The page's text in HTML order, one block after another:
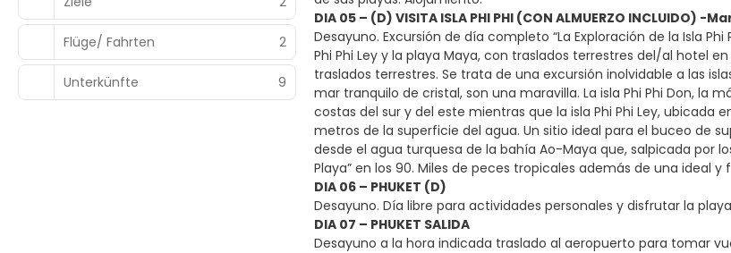
Flüge/ Fahrten 2
Unterkünfte 9
DIA 05 – (D) VISITA ISLA PHI PHI (CON ALMUERZO INCLUIDO)
Desayuno. Excursión de día completo “La Exploración de la Isla
Phi Phi Ley y la playa Maya, con traslados terrestres del/al hotel
traslados terrestres. Se trata de una excursión inolvidable a las
mar tranquilo de cristal, son una maravilla. La isla Phi Phi Don, la
costas del sur y del este mientras que la isla Phi Phi Ley,
metros de la superficie del agua. Un sitio ideal para el buceo de
desde el agua turquesa de la bahía Ao-Maya que, salpicada por
Playa” en los 90. Miles de peces tropicales además de una ideal
DIA 06 – PHUKET (D)
Desayuno. Día libre para actividades personales y disfrutar la
DIA 07 – PHUKET SALIDA
Desayuno a la hora indicada traslado al aeropuerto para tomar